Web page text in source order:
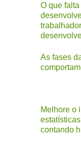
O que
As fases
Melhore o
contando